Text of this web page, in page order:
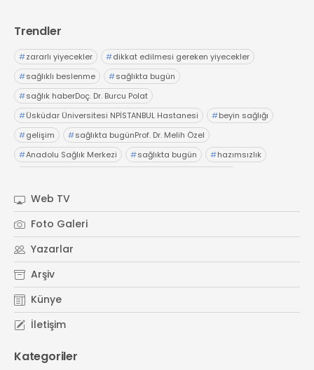
Trendler
#zararlı yiyecekler #dikkat edilmesi gereken yiyecekler
#sağlıklı beslenme #sağlıkta bugün
#sağlık haberDoç. Dr. Burcu Polat
#Üsküdar Üniversitesi NPİSTANBUL Hastanesi #beyin sağlığı
#gelişim #sağlıkta bugünProf. Dr. Melih Özel
#Anadolu Sağlık Merkezi #sağlıkta bugün #hazımsızlık
# Dr. İsmail Çalıkoğlu
#sağlıkta bugünElensilia Arbutin Serum #K-Land
Web TV
Foto Galeri
Yazarlar
Arşiv
Künye
İletişim
Kategoriler